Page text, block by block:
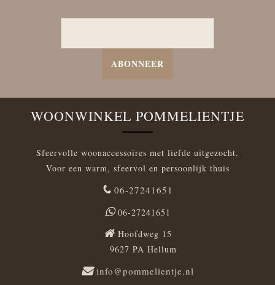
ABONNEER
WOONWINKEL POMMELIENTJE
Sfeervolle woonaccessoires met liefde uitgezocht.
Voor een warm, sfeervol en persoonlijk thuis
06-27241651
06-27241651
Hoofdweg 15
9627 PA Hellum
info@pommelientje.nl